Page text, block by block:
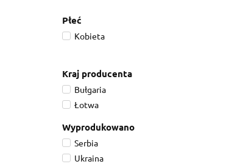
Płeć
Kobieta
Kraj producenta
Bułgaria
Łotwa
Wyprodukowano
Serbia
Ukraina